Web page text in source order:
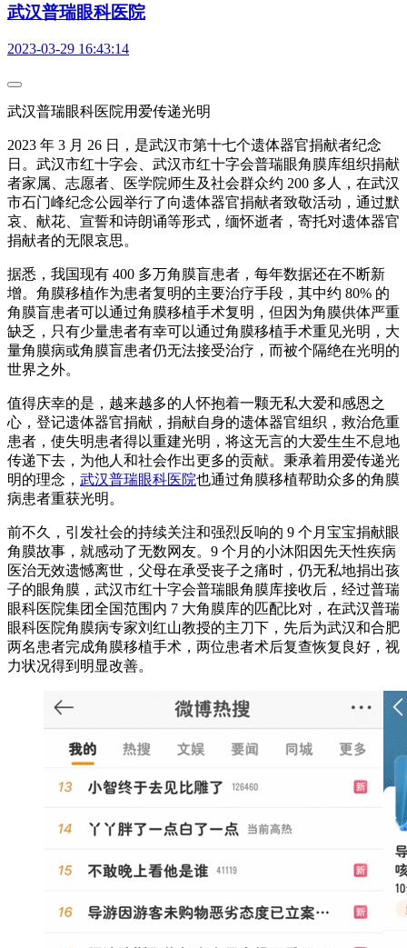
武汉普瑞眼科医院
2023-03-29 16:43:14
武汉普瑞眼科医院用爱传递光明
2023 年 3 月 26 日，是武汉市第十七个遗体器官捐献者纪念
日。武汉市红十字会、武汉市红十字会普瑞眼角膜库组织捐献
者家属、志愿者、医学院师生及社会群众约 200 多人，在武汉
市石门峰纪念公园举行了向遗体器官捐献者致敬活动，通过默
哀、献花、宣誓和诗朗诵等形式，缅怀逝者，寄托对遗体器官
捐献者的无限哀思。
据悉，我国现有 400 多万角膜盲患者，每年数据还在不断新
增。角膜移植作为患者复明的主要治疗手段，其中约 80% 的
角膜盲患者可以通过角膜移植手术复明，但因为角膜供体严重
缺乏，只有少量患者有幸可以通过角膜移植手术重见光明，大
量角膜病或角膜盲患者仍无法接受治疗，而被个隔绝在光明的
世界之外。
值得庆幸的是，越来越多的人怀抱着一颗无私大爱和感恩之
心，登记遗体器官捐献，捐献自身的遗体器官组织，救治危重
患者，使失明患者得以重建光明，将这无言的大爱生生不息地
传递下去，为他人和社会作出更多的贡献。秉承着用爱传递光
明的理念， 武汉普瑞眼科医院也通过角膜移植帮助众多的角膜
病患者重获光明。
前不久，引发社会的持续关注和强烈反响的 9 个月宝宝捐献眼
角膜故事，就感动了无数网友。9 个月的小沐阳因先天性疾病
医治无效遗憾离世，父母在承受丧子之痛时，仍无私地捐出孩
子的眼角膜，武汉市红十字会普瑞眼角膜库接收后，经过普瑞
眼科医院集团全国范围内 7 大角膜库的匹配比对，在武汉普瑞
眼科医院角膜病专家刘红山教授的主刀下，先后为武汉和合肥
两名患者完成角膜移植手术，两位患者术后复查恢复良好，视
力状况得到明显改善。